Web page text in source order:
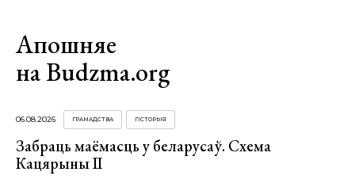
Апошняе
на Budzma.org
06.08.2026 ГРАМАДСТВА ГІСТОРЫЯ
Забраць маёмасць у беларусаў. Схема
Кацярыны ІІ